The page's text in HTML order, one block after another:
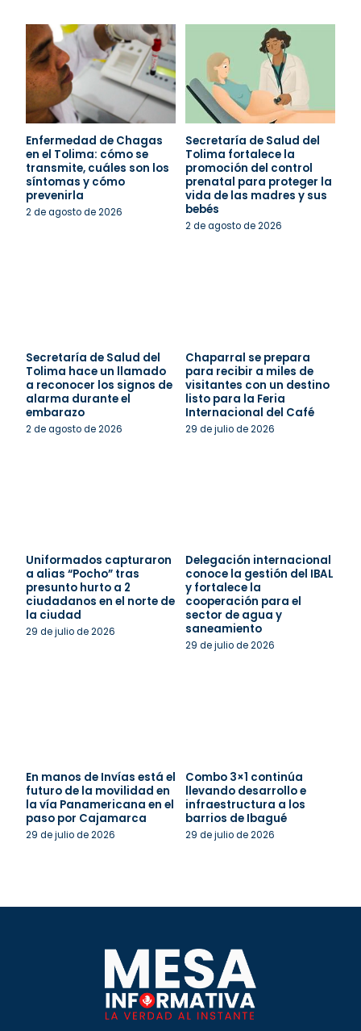
Enfermedad de Chagas
en el Tolima: cómo se
transmite, cuáles son los
síntomas y cómo
prevenirla
2 de agosto de 2026
Secretaría de Salud del
Tolima fortalece la
promoción del control
prenatal para proteger la
vida de las madres y sus
bebés
2 de agosto de 2026
Secretaría de Salud del
Tolima hace un llamado
a reconocer los signos de
alarma durante el
embarazo
2 de agosto de 2026
Chaparral se prepara
para recibir a miles de
visitantes con un destino
listo para la Feria
Internacional del Café
29 de julio de 2026
Uniformados capturaron
a alias “Pocho” tras
presunto hurto a 2
ciudadanos en el norte de
la ciudad
29 de julio de 2026
Delegación internacional
conoce la gestión del IBAL
y fortalece la
cooperación para el
sector de agua y
saneamiento
29 de julio de 2026
En manos de Invías está el
futuro de la movilidad en
la vía Panamericana en el
paso por Cajamarca
29 de julio de 2026
Combo 3×1 continúa
llevando desarrollo e
infraestructura a los
barrios de Ibagué
29 de julio de 2026